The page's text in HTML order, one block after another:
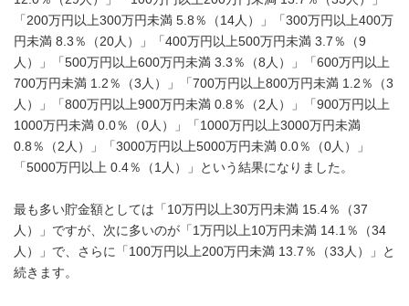
「200万円以上300万円未満 5.8％（14人）」「300万円以上400万
円未満 8.3％（20人）」「400万円以上500万円未満 3.7％（9
人）」「500万円以上600万円未満 3.3％（8人）」「600万円以上
700万円未満 1.2％（3人）」「700万円以上800万円未満 1.2％（3
人）」「800万円以上900万円未満 0.8％（2人）」「900万円以上
1000万円未満 0.0％（0人）」「1000万円以上3000万円未満
0.8％（2人）」「3000万円以上5000万円未満 0.0％（0人）」
「5000万円以上 0.4％（1人）」という結果になりました。
最も多い貯金額としては「10万円以上30万円未満 15.4％（37
人）」ですが、次に多いのが「1万円以上10万円未満 14.1％（34
人）」で、さらに「100万円以上200万円未満 13.7％（33人）」と
続きます。